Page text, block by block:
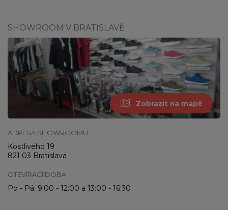
SHOWROOM V BRATISLAVĚ
Zobrazit na mapě
ADRESA SHOWROOMU
Kostlivého 19
821 03 Bratislava
OTEVÍRACÍ DOBA
Po - Pá: 9:00 - 12:00 a 13:00 - 16:30